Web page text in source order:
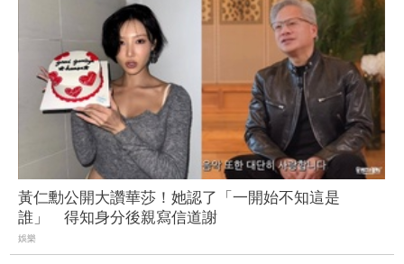
黃仁勳公開大讚華莎！她認了「一開始不知這是
誰」 得知身分後親寫信道謝
娛樂